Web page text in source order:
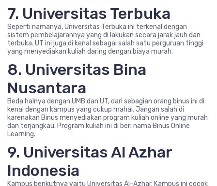
7. Universitas Terbuka
Seperti namanya, Universitas Terbuka ini terkenal dengan
sistem pembelajarannya yang di lakukan secara jarak jauh dan
terbuka. UT ini juga di kenal sebagai salah satu perguruan tinggi
yang menyediakan kuliah daring dengan biaya murah.
8. Universitas Bina
Nusantara
Beda halnya dengan UMB dan UT, dari sebagian orang binus ini di
kenal dengan kampus yang cukup mahal. Jangan salah di
karenakan Binus menyediakan program kuliah online yang murah
dan terjangkau. Program kuliah ini di beri nama Binus Online
Learning.
9. Universitas Al Azhar
Indonesia
Kampus berikutnya yaitu Universitas Al-Azhar. Kampus ini cocok